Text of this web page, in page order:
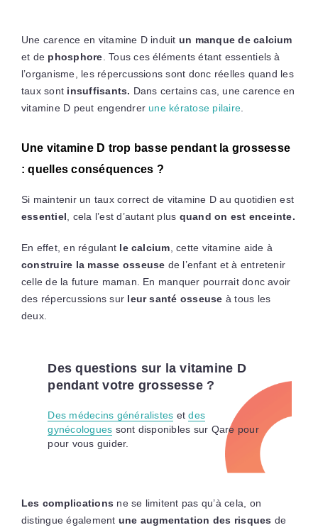
Une carence en vitamine D induit un manque de calcium
et de phosphore . Tous ces éléments étant essentiels à
l’organisme, les répercussions sont donc réelles quand les
taux sont insuffisants. Dans certains cas, une carence en
vitamine D peut engendrer une kératose pilaire
Une vitamine D trop basse pendant la grossesse
: quelles conséquences ?
Si maintenir un taux correct de vitamine D au quotidien est
essentiel , cela l’est d’autant plus quand on est enceinte.
En effet, en régulant le calcium , cette vitamine aide à
construire la masse osseuse de l’enfant et à entretenir
celle de la future maman. En manquer pourrait donc avoir
des répercussions sur leur santé osseuse à tous les
deux.
Des questions sur la vitamine D
pendant votre grossesse ?
Des médecins généralistes etdes
gynécologues sont disponibles sur Qare pour
pour vous guider.
Les complications ne se limitent pas qu’à cela, on
distingue également une augmentation des risques de